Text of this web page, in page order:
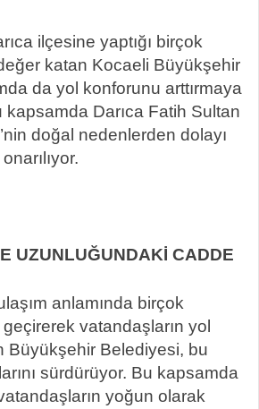
ilçesine yaptığı birçok
katan Kocaeli Büyükşehir
da yol konforunu arttırmaya
Darıca Fatih Sultan
doğal nedenlerden dolayı
UZUNLUĞUNDAKİ CADDE
anlamında birçok
geçirerek vatandaşların yol
Büyükşehir Belediyesi, bu
sürdürüyor. Bu kapsamda
yoğun olarak